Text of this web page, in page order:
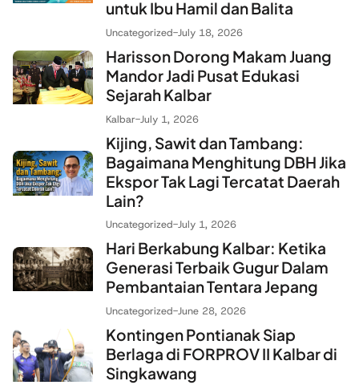
untuk Ibu Hamil dan Balita
Uncategorized-July 18, 2026
Harisson Dorong Makam Juang
Mandor Jadi Pusat Edukasi
Sejarah Kalbar
Kalbar-July 1, 2026
Kijing, Sawit dan Tambang:
Bagaimana Menghitung DBH Jika
Ekspor Tak Lagi Tercatat Daerah
Lain?
Uncategorized-July 1, 2026
Hari Berkabung Kalbar: Ketika
Generasi Terbaik Gugur Dalam
Pembantaian Tentara Jepang
Uncategorized-June 28, 2026
Kontingen Pontianak Siap
Berlaga di FORPROV II Kalbar di
Singkawang